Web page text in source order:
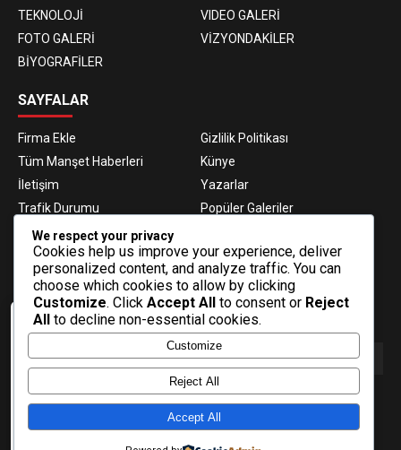
Veri politikasındaki amaçlarla sınırlı ve
mevzuata uygun şekilde çerez
konumlandırmaktayız. Detaylar için veri
politikamızı inceleyebilirsiniz.
Daha fazla bilgi
TEKNOLOJİ
VIDEO GALERİ
FOTO GALERİ
VİZYONDAKİLER
BİYOGRAFİLER
SAYFALAR
Firma Ekle
Gizlilik Politikası
Tüm Manşet Haberleri
Künye
İletişim
Yazarlar
Trafik Durumu
Popüler Galeriler
Nöbetçi Eczaneler
Hava Durumu
Haber Gönder
Gazeteler
Fikstür
E-BÜLTEN ABONELİĞİ
E-Bülten aboneliği ile haberlere daha hızlı erişin.
We respect your privacy
Cookies help us improve your experience, deliver
personalized content, and analyze traffic. You can
choose which cookies to allow by clicking
Customize. Click Accept All to consent or Reject
All to decline non-essential cookies.
Customize
Reject All
Accept All